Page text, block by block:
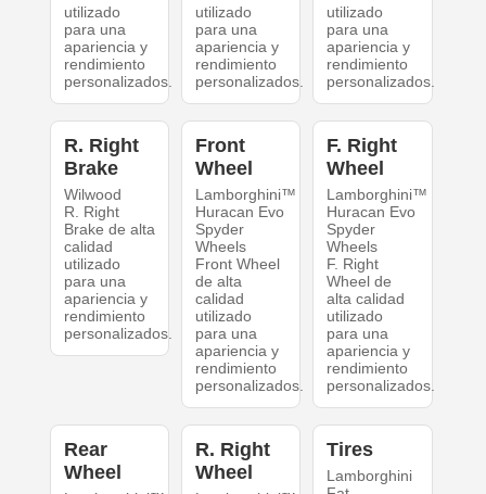
utilizado
para una
apariencia y
rendimiento
personalizados.
utilizado
para una
apariencia y
rendimiento
personalizados.
utilizado
para una
apariencia y
rendimiento
personalizados.
R. Right
Brake
Wilwood
R. Right
Brake de alta
calidad
utilizado
para una
apariencia y
rendimiento
personalizados.
Front
Wheel
Lamborghini™
Huracan Evo
Spyder
Wheels
Front Wheel
de alta
calidad
utilizado
para una
apariencia y
rendimiento
personalizados.
F. Right
Wheel
Lamborghini™
Huracan Evo
Spyder
Wheels
F. Right
Wheel de
alta calidad
utilizado
para una
apariencia y
rendimiento
personalizados.
Rear
Wheel
R. Right
Wheel
Tires
Lamborghini